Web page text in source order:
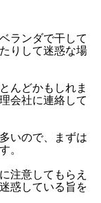
ランダで干して
りして迷惑な場
んどかもしれま
会社に連絡して
いので、まずは
。
注意してもらえ
惑している旨を